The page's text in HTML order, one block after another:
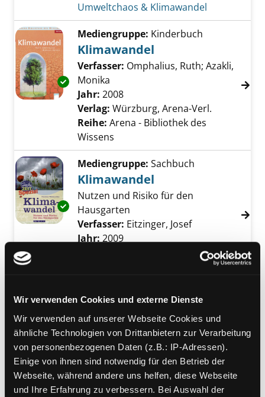
Wir verwenden Cookies und externe Dienste
Wir verwenden auf unserer Webseite Cookies und
ähnliche Technologien von Drittanbietern zur Verarbeitung
von personenbezogenen Daten (z.B.: IP-Adressen).
Einige von ihnen sind notwendig für den Betrieb der
Webseite, während andere uns helfen, diese Webseite
und Ihre Erfahrung zu verbessern. Bei Auswahl der
Umweltchaos & Klimawandel
Exemplar-Details von Klimawandel anzeigen
Mediengruppe: Kinderbuch
Klimawandel
Verfasser: Omphalius, Ruth; Azakli,
Monika
Jahr: 2008
Verlag: Würzburg, Arena-Verl.
Reihe: Arena - Bibliothek des
Wissens
Exemplar-Details von Klimawandel anzeigen
Mediengruppe: Sachbuch
Klimawandel
Nutzen und Risiko für den
Hausgarten
Verfasser: Eitzinger, JosefSuche nach
Jahr: 2009
Exemplar-Details von Sonne, Wind und
Mediengruppe: Jugendbuch
eine Wetterkunde in Zeiten des
Klimawandels
Verfasser:Staguhn, GerhardSuche nach
Jahr: 2008Verlag: München, Hanser